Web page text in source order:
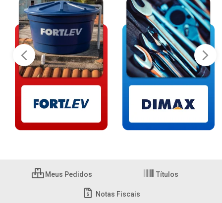
Meus Pedidos Títulos
Notas Fiscais